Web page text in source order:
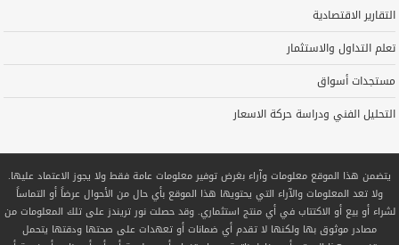
التقارير الاقتصادية
تعلم التداول والاستثمار
مستجدات أسواق
التحليل الفني ودراسة حركة الاسعار
يتضمن هذا الموقع معلومات وآراء بغرض توفير معلومات عامة فقط ولا يجوز الاعتماد عليها.
ولا تعد المعلومات والآراء التي يحتويها هذا الموقع بأي حال من الأحوال عرضاً أو التماساً
لشراء أو بيع أو الاكتتاب في أي منتج استثماري. وقد حصلت نور تريندز على تلك المعلومات من
مصادر موثوق بها ولكنها لا تقدم أي ضمانات أو تعهدات على صحتها ودقتها يتحمل